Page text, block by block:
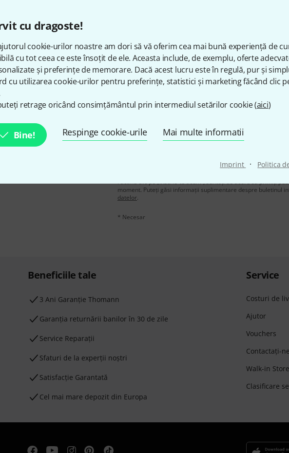
cu dragoste!
cookie-urilor noastre am dori să vă oferim cea mai bună experiență de
cu tot ceea ce este însoțit de ele. Aceasta include, de exemplu, oferte
și preferințe de memorare. Dacă acest lucru este în regulă, pur și
cu utilizarea cookie-urilor pentru preferințe, statistici și marketing făcând clic
retrage oricând consimțământul prin intermediul setărilor cookie (aici)
Bine! Respinge cookie-urile Mai multe informatii
Imprint · Politica
Share Ajutor și feedback
în limba engleză și, cu
Făcând clic pe „Înscrie-te acum”, sunteți de acord să primiți
moment. Puteți găsi informații suplimentare despre buletinul
datelor.
* Necesar
Beneficiile tale
3 Ani Garanție Thomann
Garanţia returnării banilor în 30 de zile
Service Reparații
Sfaturi de la experții noștri
Satisfacție Garantată
Cel mai mare depozit din Europa
Service
Costuri de
Ajutor
Vouchers
Contactaţi-ne
Walk-in Store
Clasificare